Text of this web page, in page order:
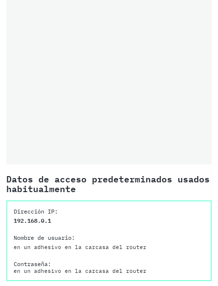
Datos de acceso predeterminados usados
habitualmente
Dirección IP:
192.168.0.1
Nombre de usuario:
en un adhesivo en la carcasa del router
Contraseña:
en un adhesivo en la carcasa del router